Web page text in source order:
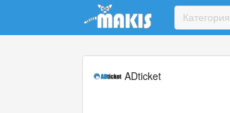
Update cookies preferences
Категория
ADticket